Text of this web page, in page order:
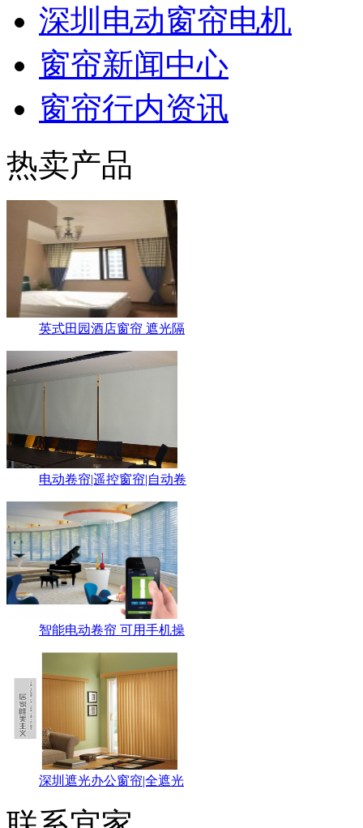
深圳电动窗帘电机
窗帘新闻中心
窗帘行内资讯
热卖产品
英式田园酒店窗帘 遮光隔
电动卷帘|遥控窗帘|自动卷
智能电动卷帘 可用手机操
深圳遮光办公窗帘|全遮光